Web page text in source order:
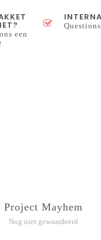
een
Project Mayhem
Nog niet gewaardeerd